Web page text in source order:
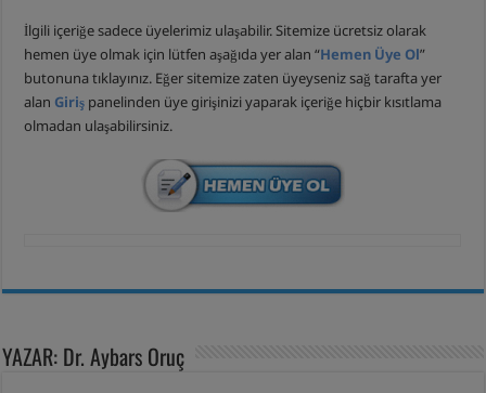
İlgili içeriğe sadece üyelerimiz ulaşabilir. Sitemize ücretsiz olarak
hemen üye olmak için lütfen aşağıda yer alan “Hemen Üye Ol”
butonuna tıklayınız. Eğer sitemize zaten üyeyseniz sağ tarafta yer
alan Giriş panelinden üye girişinizi yaparak içeriğe hiçbir kısıtlama
olmadan ulaşabilirsiniz.
YAZAR: Dr. Aybars Oruç